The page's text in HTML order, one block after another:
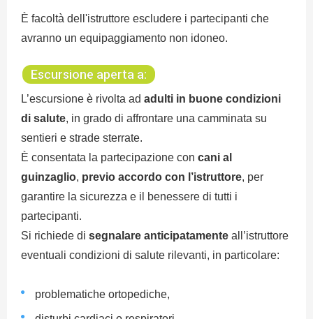
È facoltà dell'istruttore escludere i partecipanti che
avranno un equipaggiamento non idoneo.
Escursione aperta a:
L’escursione è rivolta ad adulti in buone condizioni
di salute, in grado di affrontare una camminata su
sentieri e strade sterrate.
È consentata la partecipazione con cani al
guinzaglio, previo accordo con l’istruttore, per
garantire la sicurezza e il benessere di tutti i
partecipanti.
Si richiede di segnalare anticipatamente all’istruttore
eventuali condizioni di salute rilevanti, in particolare:
problematiche ortopediche,